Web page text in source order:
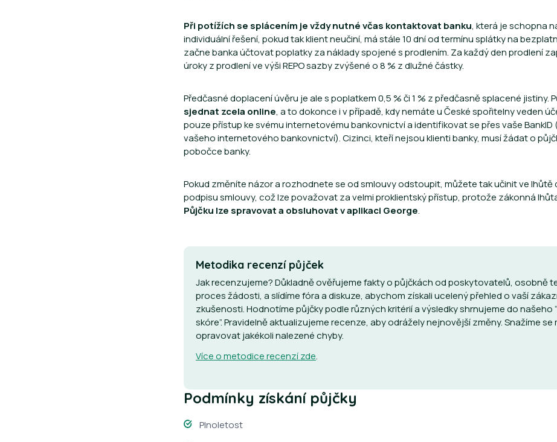
Při potížích se splácením je vždy nutné včas kontaktovat banku, která je schopna
individuální řešení, pokud tak klient neučiní, má stále 10 dní od termínu splátky na
začne banka účtovat poplatky za náklady spojené s prodlením. Za každý den prodlení
úroky z prodlení ve výši REPO sazby zvýšené o 8 % z dlužné částky.
Předčasné doplacení úvěru je ale s poplatkem 0,5 % či 1 % z předčasně splacené jistiny.
sjednat zcela online, a to dokonce i v případě, kdy nemáte u České spořitelny veden
pouze přístup ke svému internetovému bankovnictví a identifikovat se přes vaše BankID
vašeho internetového bankovnictví). Cizinci, kteří nejsou klienti banky, musí žádat o
pobočce banky.
Pokud změníte názor a rozhodnete se od smlouvy odstoupit, můžete tak učinit ve lhůtě
podpisu smlouvy, což lze považovat za velmi proklientský přístup, protože zákonná
Půjčku lze spravovat a obsluhovat v aplikaci George.
Metodika recenzí půjček
Jak recenzujeme? Důkladně ověřujeme fakty o půjčkách od poskytovatelů, osobně
proces žádosti, a slídíme fóra a diskuze, abychom získali ucelený přehled o vaší
zkušenosti. Hodnotíme půjčky podle různých kritérií a výsledky shrnujeme do našeho
skóre”. Pravidelně aktualizujeme recenze, aby odrážely nejnovější změny. Snažíme se
opravovat jakékoli nalezené chyby.
Více o metodice recenzí zde.
Podmínky získání půjčky
Plnoletost